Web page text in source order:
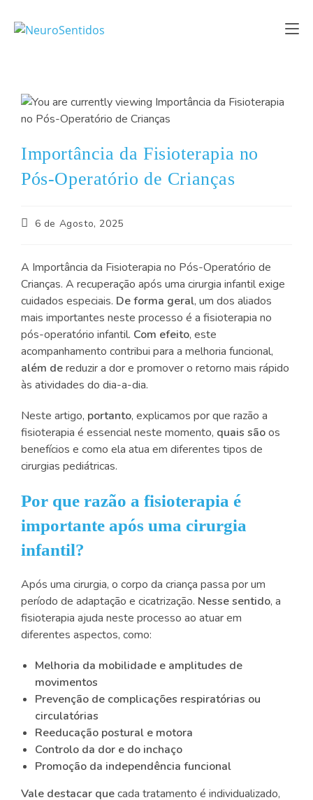
Importância da Fisioterapia no
Pós-Operatório de Crianças
6 de Agosto, 2025
A Importância da Fisioterapia no Pós-Operatório de
Crianças. A recuperação após uma cirurgia infantil exige
cuidados especiais. De forma geral, um dos aliados
mais importantes neste processo é a fisioterapia no
pós-operatório infantil. Com efeito, este
acompanhamento contribui para a melhoria funcional,
além dereduzir a dor e promover o retorno mais rápido
às atividades do dia-a-dia.
Neste artigo, portanto, explicamos por que razão a
fisioterapia é essencial neste momento, quais sãoos
benefícios e como ela atua em diferentes tipos de
cirurgias pediátricas.
Por que razão a fisioterapia é
importante após uma cirurgia
infantil?
Após uma cirurgia, o corpo da criança passa por um
período de adaptação e cicatrização. Nesse sentido, a
fisioterapia ajuda neste processo ao atuar em
diferentes aspectos, como:
Melhoria da mobilidade e amplitudes de
movimentos
Prevenção de complicações respiratórias ou
circulatórias
Reeducação postural e motora
Controlo da dor e do inchaço
Promoção da independência funcional
Vale destacar quecada tratamento é individualizado,